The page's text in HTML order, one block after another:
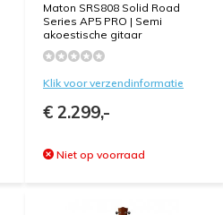
Maton SRS808 Solid Road
Series AP5 PRO | Semi
akoestische gitaar
Klik voor verzendinformatie
€ 2.299,-
Niet op voorraad